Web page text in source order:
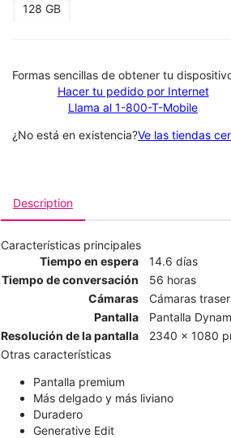
128 GB
​​​​​​​Formas sencillas de obtener tu
Hacer tu pedido por Internet
Llama al 1-800-T-Mobile
¿No está en existencia?Ve las tiendas
Description
Características principales
Tiempo en espera
14.6 días
Tiempo de conversación
56 horas
Cámaras
Cámaras
Pantalla
Pantalla
Resolución de la pantalla
2340 x 1080
Otras características
Pantalla premium
Más delgado y más liviano
Duradero
Generative Edit